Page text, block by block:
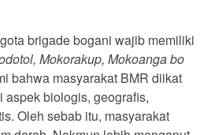
brigade bogani wajib memiliki
Mokorakup, Mokoanga bo
bahwa masyarakat BMR diikat
biologis, geografis,
Oleh sebab itu, masyarakat